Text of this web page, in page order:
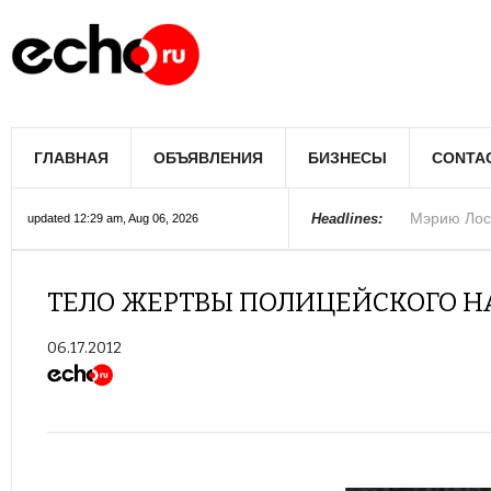
ГЛАВНАЯ ОБЪЯВЛЕНИЯ БИЗНЕСЫ
updated 12:29 am, Aug 06, 2026 Headlines:
Мэрию
Более 300
В округе
Фермеры
В Лас-
Раскрыты
Ариана
Стало
В Госдуме
ТЕЛО ЖЕРТВЫ ПОЛИЦЕЙСКОГО
06.17.2012